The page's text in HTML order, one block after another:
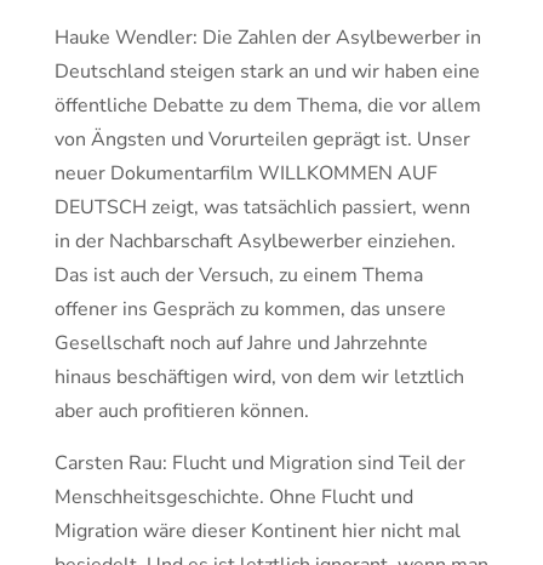
Hauke Wendler: Die Zahlen der Asylbewerber in
Deutschland steigen stark an und wir haben eine
öffentliche Debatte zu dem Thema, die vor allem
von Ängsten und Vorurteilen geprägt ist. Unser
neuer Dokumentarfilm WILLKOMMEN AUF
DEUTSCH zeigt, was tatsächlich passiert, wenn
in der Nachbarschaft Asylbewerber einziehen.
Das ist auch der Versuch, zu einem Thema
offener ins Gespräch zu kommen, das unsere
Gesellschaft noch auf Jahre und Jahrzehnte
hinaus beschäftigen wird, von dem wir letztlich
aber auch profitieren können.
Carsten Rau: Flucht und Migration sind Teil der
Menschheitsgeschichte. Ohne Flucht und
Migration wäre dieser Kontinent hier nicht mal